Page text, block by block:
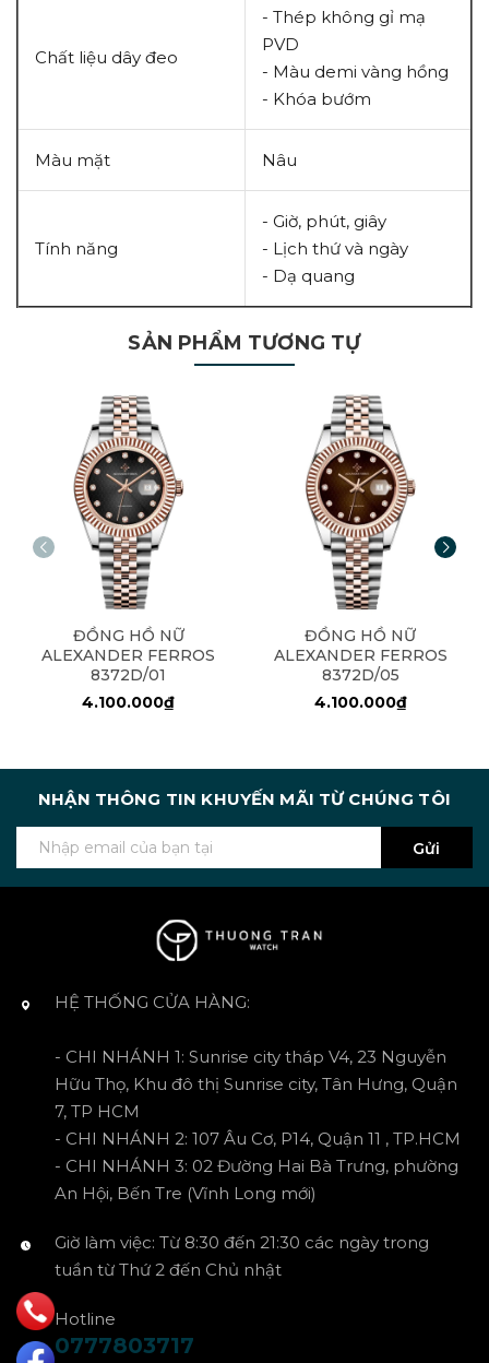
Chất liệu dây đeo
- Thép không gỉ mạ
PVD
- Màu demi vàng hồng
- Khóa bướm
Màu mặt Nâu
Tính năng
- Giờ, phút, giây
- Lịch thứ và ngày
- Dạ quang
SẢN PHẨM TƯƠNG TỰ
ĐỒNG HỒ NỮ
ALEXANDER FERROS
8372D/01
4.100.000₫
ĐỒNG HỒ NỮ
ALEXANDER FERROS
8372D/05
4.100.000₫
NHẬN THÔNG TIN KHUYẾN MÃI TỪ CHÚNG TÔI
Gửi
HỆ THỐNG CỬA HÀNG:
- CHI NHÁNH 1: Sunrise city tháp V4, 23 Nguyễn
Hữu Thọ, Khu đô thị Sunrise city, Tân Hưng, Quận
7, TP HCM
- CHI NHÁNH 2: 107 Âu Cơ, P14, Quận 11 , TP.HCM
- CHI NHÁNH 3: 02 Đường Hai Bà Trưng, phường
An Hội, Bến Tre (Vĩnh Long mới)
Giờ làm việc: Từ 8:30 đến 21:30 các ngày trong
tuần từ Thứ 2 đến Chủ nhật
Hotline
0777803717